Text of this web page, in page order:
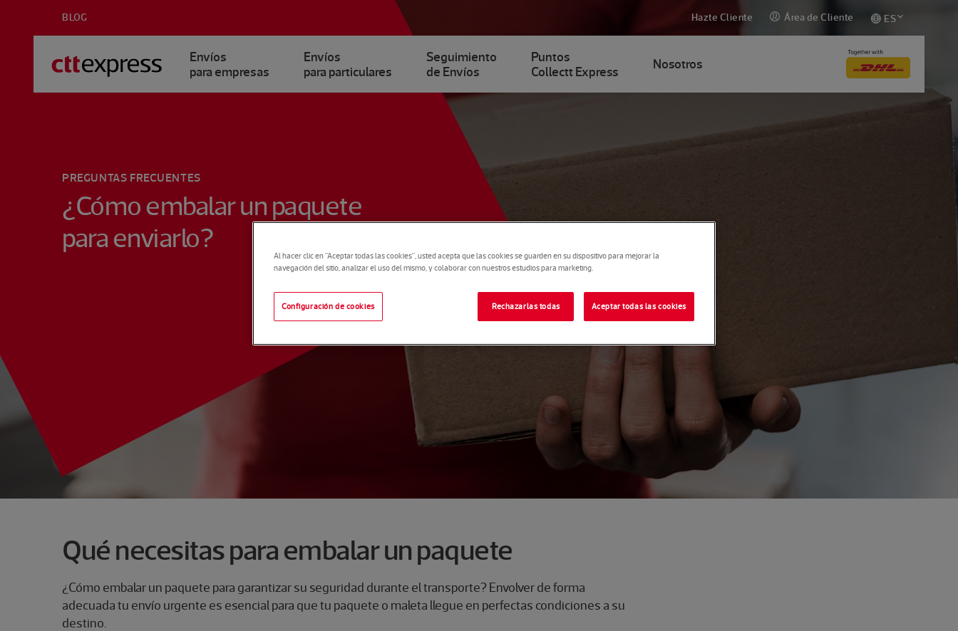
Envíos
para empresas
Envíos
para particulares
Seguimiento
de Envíos
Puntos
Collectt Express
Nosotros
BLOG ES
Área de Cliente
Hazte Cliente
PREGUNTAS FRECUENTES
¿Cómo embalar un paquete
para enviarlo?
Qué necesitas para embalar un paquete
¿Cómo embalar un paquete para garantizar su seguridad durante el transporte? Envolver de forma
adecuada tu envío urgente es esencial para que tu paquete o maleta llegue en perfectas condiciones a su
destino.
Al hacer clic en “Aceptar todas las cookies”, usted acepta que las cookies se guarden en su dispositivo para mejorar la
navegación del sitio, analizar el uso del mismo, y colaborar con nuestros estudios para marketing.
Configuración de cookies Rechazarlas todas Aceptar todas las cookies